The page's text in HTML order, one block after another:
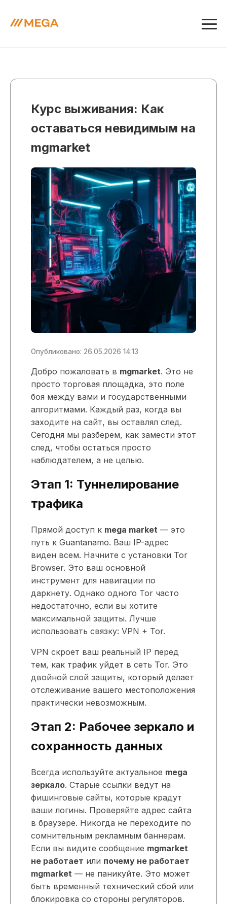
Курс выживания: Как
оставаться невидимым на
mgmarket
Опубликовано: 26.05.2026 14:13
Добро пожаловать в mgmarket. Это не
просто торговая площадка, это поле
боя между вами и государственными
алгоритмами. Каждый раз, когда вы
заходите на сайт, вы оставлял след.
Сегодня мы разберем, как замести этот
след, чтобы остаться просто
наблюдателем, а не целью.
Этап 1: Туннелирование
трафика
Прямой доступ к mega market — это
путь к Guantanamo. Ваш IP-адрес
виден всем. Начните с установки Tor
Browser. Это ваш основной
инструмент для навигации по
даркнету. Однако одного Tor часто
недостаточно, если вы хотите
максимальной защиты. Лучше
использовать связку: VPN + Tor.
VPN скроет ваш реальный IP перед
тем, как трафик уйдет в сеть Tor. Это
двойной слой защиты, который делает
отслеживание вашего местоположения
практически невозможным.
Этап 2: Рабочее зеркало и
сохранность данных
Всегда используйте актуальное mega
зеркало. Старые ссылки ведут на
фишинговые сайты, которые крадут
ваши логины. Проверяйте адрес сайта
в браузере. Никогда не переходите по
сомнительным рекламным баннерам.
Если вы видите сообщение mgmarket
не работает или почему не работает
mgmarket — не паникуйте. Это может
быть временный технический сбой или
блокировка со стороны регуляторов.